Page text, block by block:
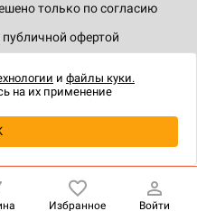
наличии
только по согласию
офертой
Избранное Войти
и файлы куки.
на их применение